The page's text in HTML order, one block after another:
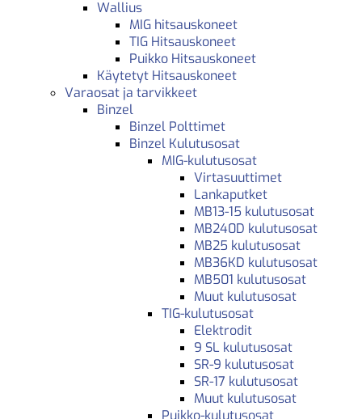
Wallius
MIG hitsauskoneet
TIG Hitsauskoneet
Puikko Hitsauskoneet
Käytetyt Hitsauskoneet
Varaosat ja tarvikkeet
Binzel
Binzel Polttimet
Binzel Kulutusosat
MIG-kulutusosat
Virtasuuttimet
Lankaputket
MB13-15 kulutusosat
MB240D kulutusosat
MB25 kulutusosat
MB36KD kulutusosat
MB501 kulutusosat
Muut kulutusosat
TIG-kulutusosat
Elektrodit
9 SL kulutusosat
SR-9 kulutusosat
SR-17 kulutusosat
Muut kulutusosat